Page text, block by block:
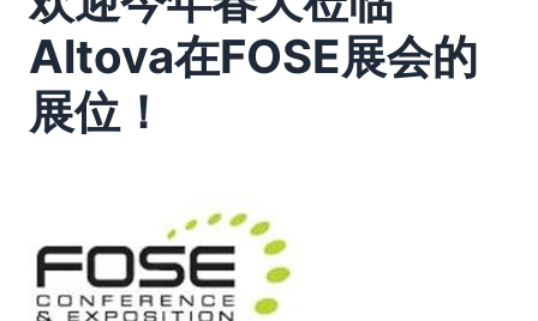
欢迎今年春天莅临Altova在FOSE展会的展位！
欢迎莅临 Altova 的 DevConnections 展位！
使用 StyleVision 设计网页：HTML 设计指南
XML 的全球定位
08
09
10
Altova在FOSE展会的
展位！